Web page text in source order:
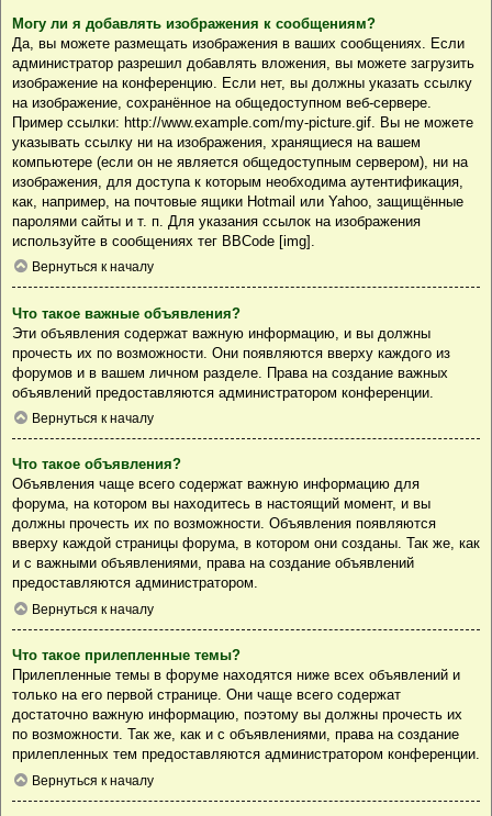
Могу ли я добавлять изображения к сообщениям?
Да, вы можете размещать изображения в ваших сообщениях. Если
администратор разрешил добавлять вложения, вы можете загрузить
изображение на конференцию. Если нет, вы должны указать ссылку
на изображение, сохранённое на общедоступном веб-сервере.
Пример ссылки: http://www.example.com/my-picture.gif. Вы не можете
указывать ссылку ни на изображения, хранящиеся на вашем
компьютере (если он не является общедоступным сервером), ни на
изображения, для доступа к которым необходима аутентификация,
как, например, на почтовые ящики Hotmail или Yahoo, защищённые
паролями сайты и т. п. Для указания ссылок на изображения
используйте в сообщениях тег BBCode [img].
Вернуться к началу
Что такое важные объявления?
Эти объявления содержат важную информацию, и вы должны
прочесть их по возможности. Они появляются вверху каждого из
форумов и в вашем личном разделе. Права на создание важных
объявлений предоставляются администратором конференции.
Вернуться к началу
Что такое объявления?
Объявления чаще всего содержат важную информацию для
форума, на котором вы находитесь в настоящий момент, и вы
должны прочесть их по возможности. Объявления появляются
вверху каждой страницы форума, в котором они созданы. Так же, как
и с важными объявлениями, права на создание объявлений
предоставляются администратором.
Вернуться к началу
Что такое прилепленные темы?
Прилепленные темы в форуме находятся ниже всех объявлений и
только на его первой странице. Они чаще всего содержат
достаточно важную информацию, поэтому вы должны прочесть их
по возможности. Так же, как и с объявлениями, права на создание
прилепленных тем предоставляются администратором конференции.
Вернуться к началу